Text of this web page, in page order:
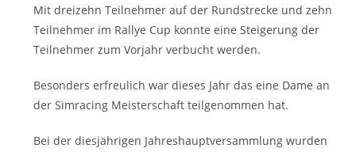
Mit dreizehn Teilnehmer auf der Rundstrecke und zehn
Teilnehmer im Rallye Cup konnte eine Steigerung der
Teilnehmer zum Vorjahr verbucht werden.
Besonders erfreulich war dieses Jahr das eine Dame an
der Simracing Meisterschaft teilgenommen hat.
Bei der diesjährigen Jahreshauptversammlung wurden